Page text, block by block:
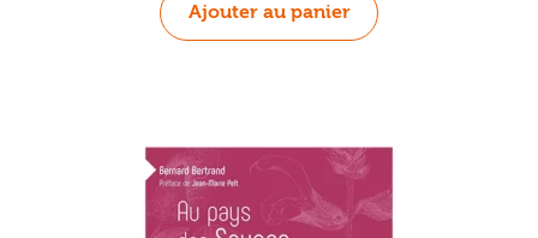
Ajouter au panier